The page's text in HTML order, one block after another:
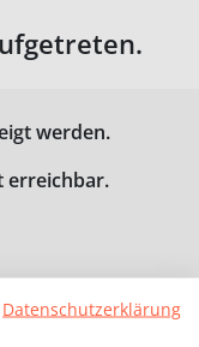
werden.
erreichbar.
Datenschutzerklärung